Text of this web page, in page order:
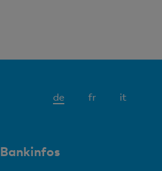
deAktives
fr it
Bankinfos